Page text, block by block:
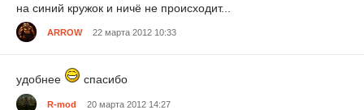
на синий кружок и ничё не происходит...
ARROW 22 марта 2012 10:33
удобнее спасибо
R-mod 20 марта 2012 14:27